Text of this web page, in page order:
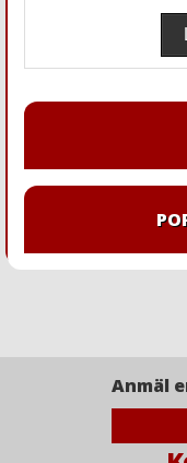
Anmäl